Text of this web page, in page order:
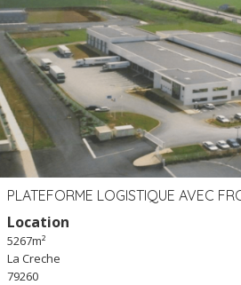
Location
5267m²
La Creche
79260